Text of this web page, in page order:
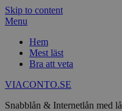
Skip to content
Menu
Hem
Mest läst
Bra att veta
VIACONTO.SE
Snabblån & Internetlån med